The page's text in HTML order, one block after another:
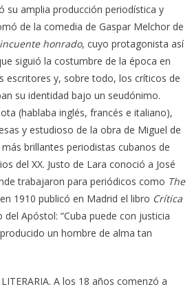
su amplia producción periodística y
de la comedia de Gaspar Melchor de
honrado, cuyo protagonista así
siguió la costumbre de la época en
escritores y, sobre todo, los críticos de
su identidad bajo un seudónimo.
(hablaba inglés, francés e italiano),
y estudioso de la obra de Miguel de
brillantes periodistas cubanos de
del XX. Justo de Lara conoció a José
trabajaron para periódicos como The
1910 publicó en Madrid el libro Crítica
del Apóstol: “Cuba puede con justicia
un hombre de alma tan
A los 18 años comenzó a